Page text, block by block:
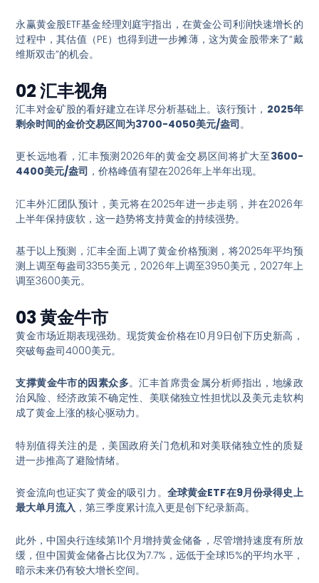
永赢黄金股ETF基金经理刘庭宇指出，在黄金公司利润快速增长的
过程中，其估值（PE）也得到进一步摊薄，这为黄金股带来了“戴
维斯双击”的机会。
02 汇丰视角
汇丰对金矿股的看好建立在详尽分析基础上。该行预计， 2025年
剩余时间的金价交易区间为3700-4050美元/盎司。
更长远地看，汇丰预测2026年的黄金交易区间将扩大至3600-
4400美元/盎司 ，价格峰值有望在2026年上半年出现。
汇丰外汇团队预计，美元将在2025年进一步走弱，并在2026年
上半年保持疲软，这一趋势将支持黄金的持续强势。
基于以上预测，汇丰全面上调了黄金价格预测，将2025年平均预
测上调至每盎司3355美元，2026年上调至3950美元，2027年上
调至3600美元。
03 黄金牛市
黄金市场近期表现强劲。现货黄金价格在10月9日创下历史新高，
突破每盎司4000美元。
支撑黄金牛市的因素众多。汇丰首席贵金属分析师指出，地缘政
治风险、经济政策不确定性、美联储独立性担忧以及美元走软构
成了黄金上涨的核心驱动力。
特别值得关注的是，美国政府关门危机和对美联储独立性的质疑
进一步推高了避险情绪。
资金流向也证实了黄金的吸引力。 全球黄金ETF在9月份录得史上
最大单月流入，第三季度累计流入更是创下纪录新高。
此外，中国央行连续第11个月增持黄金储备，尽管增持速度有所放
缓，但中国黄金储备占比仅为7.7%，远低于全球15%的平均水平，
暗示未来仍有较大增长空间。